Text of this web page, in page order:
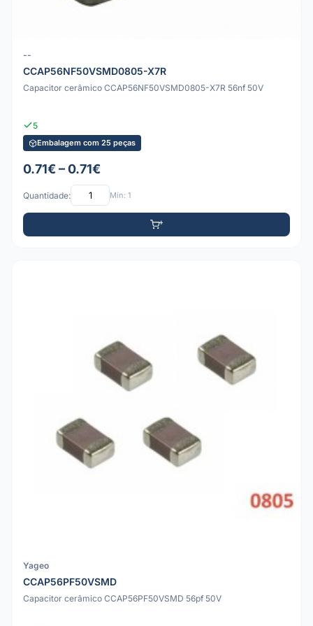
--
CCAP56NF50VSMD0805-X7R
Capacitor cerâmico CCAP56NF50VSMD0805-X7R 56nf 50V
5
Embalagem com 25 peças
0.71€ – 0.71€
Quantidade: Mín: 1
Yageo
CCAP56PF50VSMD
Capacitor cerâmico CCAP56PF50VSMD 56pf 50V